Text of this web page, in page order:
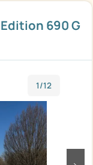
690 G
1/12